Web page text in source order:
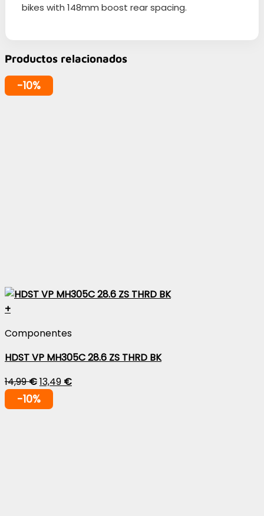
bikes with 148mm boost rear spacing.
Productos relacionados
-10%
+
Componentes
HDST VP MH305C 28.6 ZS THRD BK
14,99€13,49 €
-10%